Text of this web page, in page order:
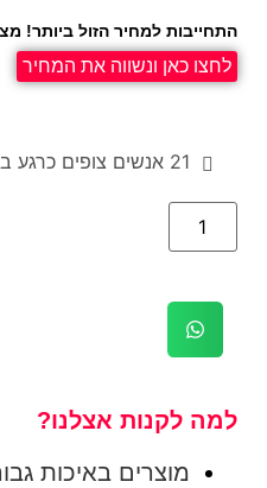
התחייבות למחיר הזול ביותר!
לחצו כאן ונשווה את המחיר
21 אנשים צופים כרגע
למה לקנות אצלנו?
מוצרים באיכות